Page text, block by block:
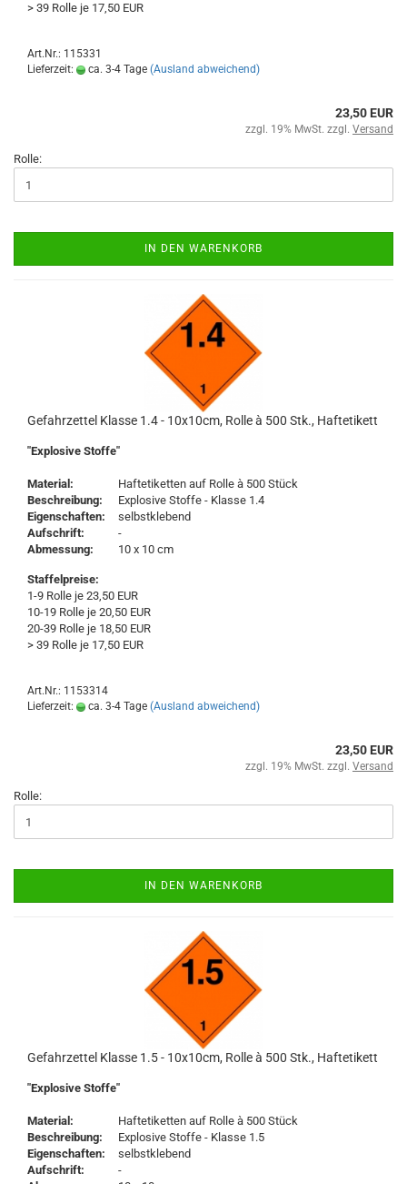
> 39 Rolle je 17,50 EUR
Art.Nr.: 115331
Lieferzeit:
ca. 3-4 Tage (Ausland abweichend)
23,50 EUR
zzgl. 19% MwSt. zzgl. Versand
Rolle:
IN DEN WARENKORB
Gefahrzettel Klasse 1.4 - 10x10cm, Rolle à 500 Stk., Haftetikett
"Explosive Stoffe"
Material:
Haftetiketten auf Rolle à 500 Stück
Beschreibung:
Explosive Stoffe - Klasse 1.4
Eigenschaften:
selbstklebend
Aufschrift:
-
Abmessung:
10 x 10 cm
Staffelpreise:
1-9 Rolle je 23,50 EUR
10-19 Rolle je 20,50 EUR
20-39 Rolle je 18,50 EUR
> 39 Rolle je 17,50 EUR
Art.Nr.: 1153314
Lieferzeit:
ca. 3-4 Tage (Ausland abweichend)
23,50 EUR
zzgl. 19% MwSt. zzgl. Versand
Rolle:
IN DEN WARENKORB
Gefahrzettel Klasse 1.5 - 10x10cm, Rolle à 500 Stk., Haftetikett
"Explosive Stoffe"
Material:
Haftetiketten auf Rolle à 500 Stück
Beschreibung:
Explosive Stoffe - Klasse 1.5
Eigenschaften:
selbstklebend
Aufschrift:
-